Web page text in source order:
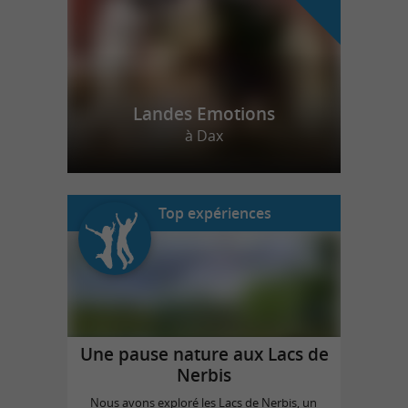
Landes Emotions
à Dax
Top expériences
Une pause nature aux Lacs de
Nerbis
Nous avons exploré les Lacs de Nerbis, un